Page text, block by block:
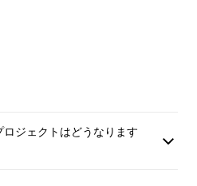
ださいませ。
ジェクトはどうなります